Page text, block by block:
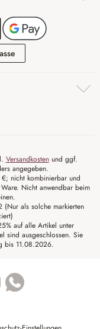
Versandkostenund ggf.
angegeben.
nicht kombinierbar und
Nicht anwendbar beim
(Nur als solche markierten
auf alle Artikel unter
sind ausgeschlossen. Sie
bis 11.08.2026.